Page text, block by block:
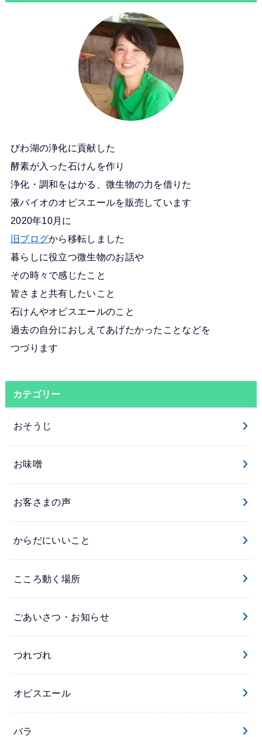
びわ湖の浄化に貢献した
酵素が入った石けんを作り
浄化・調和をはかる、微生物の力を借りた
液バイオのオピスエールを販売しています
2020年10月に
旧ブログから移転しました
暮らしに役立つ微生物のお話や
その時々で感じたこと
皆さまと共有したいこと
石けんやオピスエールのこと
過去の自分におしえてあげたかったことなどを
つづります
カテゴリー
おそうじ
お味噌
お客さまの声
からだにいいこと
こころ動く場所
ごあいさつ・お知らせ
つれづれ
オピスエール
バラ